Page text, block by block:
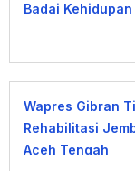
Badai Kehidupan
Wapres Gibran
Rehabilitasi
Aceh Tengah